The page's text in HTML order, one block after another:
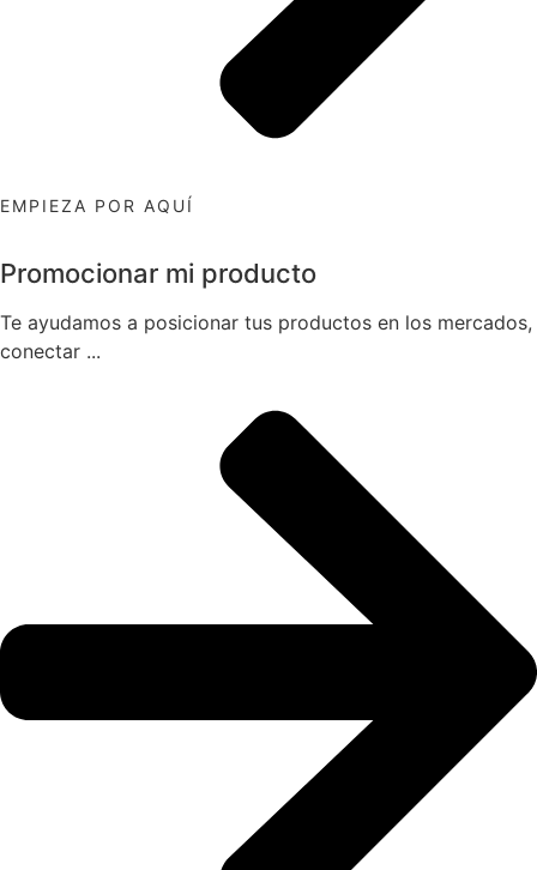
EMPIEZA POR AQUÍ
Promocionar mi producto
Te ayudamos a posicionar tus productos en los mercados,
conectar ...